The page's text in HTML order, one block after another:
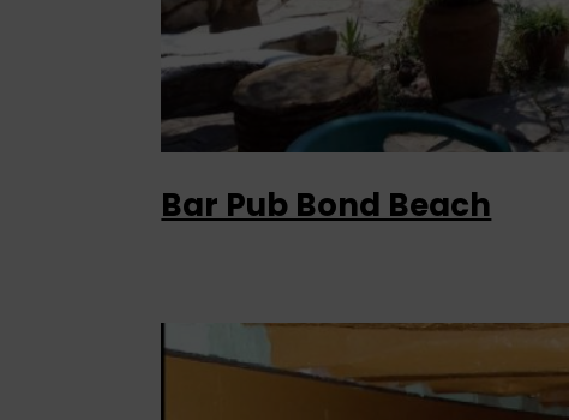
Bar Pub Bond Beach